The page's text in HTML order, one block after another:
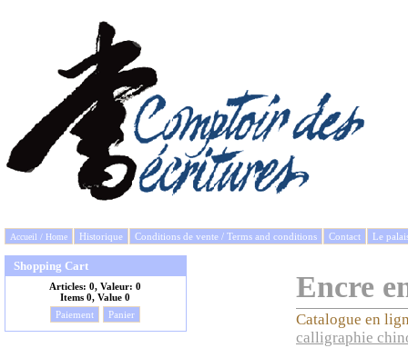
Accueil / Home Historique Conditions de vente / Terms and conditions Contact Le
Shopping Cart
Articles:0, Valeur:0
Items0, Value0
Paiement
Panier
Encre
Catalogue en
calligraphie